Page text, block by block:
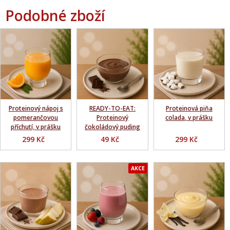
Podobné zboží
Proteinový nápoj s
pomerančovou
příchutí, v prášku
299 Kč
READY-TO-EAT:
Proteinový
čokoládový puding
49 Kč
Proteinová piňa
colada, v prášku
299 Kč
AKCE